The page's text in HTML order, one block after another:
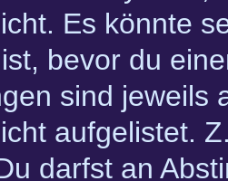
Es könnte
bevor du
sind jeweils
aufgelistet.
darfst an